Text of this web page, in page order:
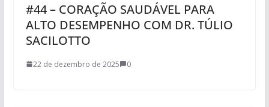
#44 – CORAÇÃO SAUDÁVEL PARA
ALTO DESEMPENHO COM DR. TÚLIO
SACILOTTO
22 de dezembro de 2025 0